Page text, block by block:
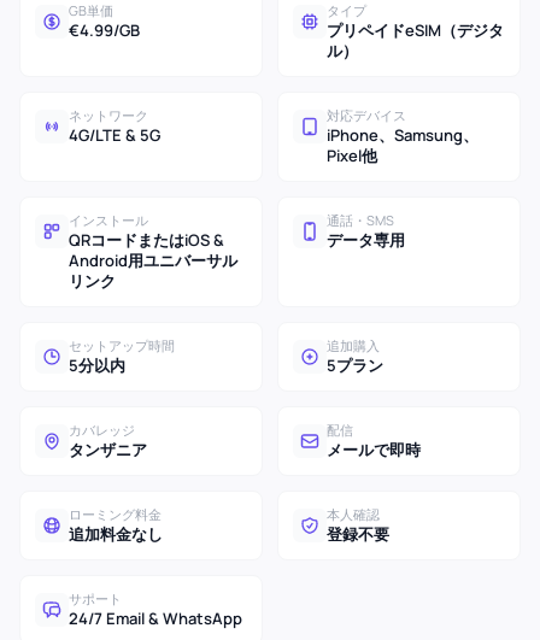
GB単価
€4.99/GB
タイプ
プリペイドeSIM（デジタ
ル）
ネットワーク
4G/LTE & 5G
対応デバイス
iPhone、Samsung、
Pixel他
インストール
QRコードまたはiOS &
Android用ユニバーサル
リンク
通話・SMS
データ専用
セットアップ時間
5分以内
追加購入
5プラン
カバレッジ
タンザニア
配信
メールで即時
ローミング料金
追加料金なし
本人確認
登録不要
サポート
24/7 Email & WhatsApp